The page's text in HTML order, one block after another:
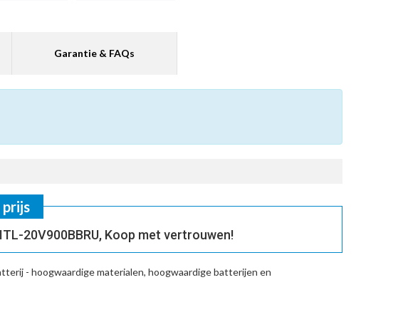
Garantie & FAQs
20V900BBRU, Koop met vertrouwen!
- hoogwaardige materialen, hoogwaardige batterijen en